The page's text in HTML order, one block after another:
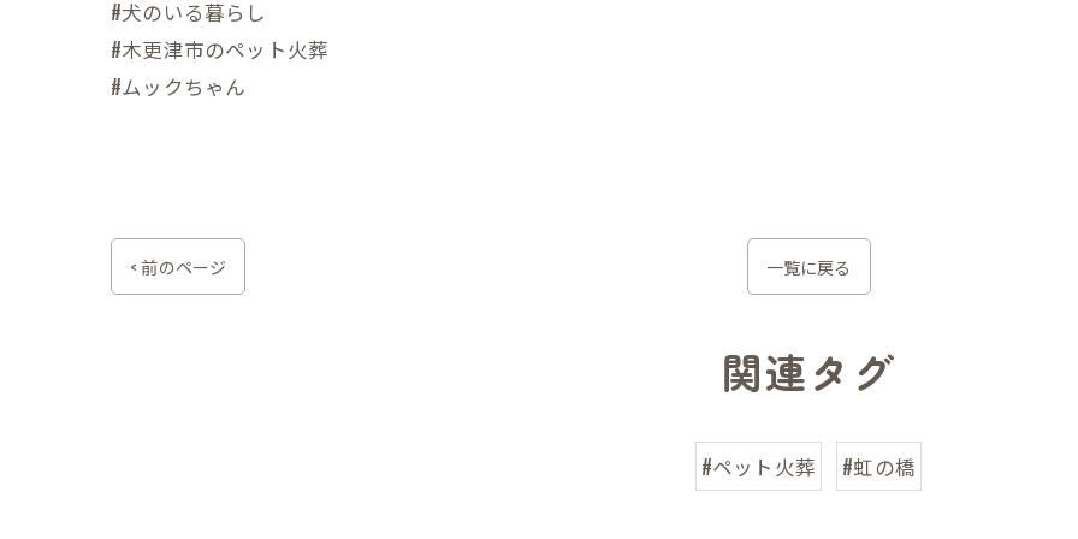
#犬のいる暮らし
#木更津市のペット火葬
#ムックちゃん
< 前のページ 一覧に戻る
関連タグ
#ペット火葬 #虹の橋